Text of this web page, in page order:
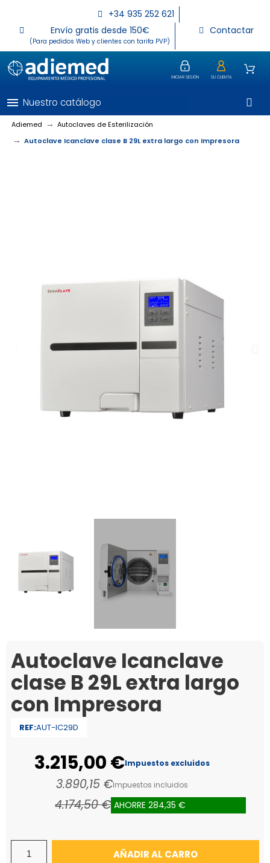
+34 935 252 621
Envío gratis desde 150€
(Para pedidos Web y clientes con tarifa PVP)
Contactar
INICIAR SESIÓN SU CUENTA
menu Nuestro catálogo
Adiemed
Autoclaves de Esterilización
Autoclave Icanclave clase B 29L extra largo con Impresora
Autoclave Icanclave
clase B 29L extra largo
con Impresora
REF:AUT-IC29D
3.215,00 €Impuestos excluidos
3.890,15 €Impuestos incluidos
4.174,50 € AHORRE 284,35 €
AÑADIR AL CARRO